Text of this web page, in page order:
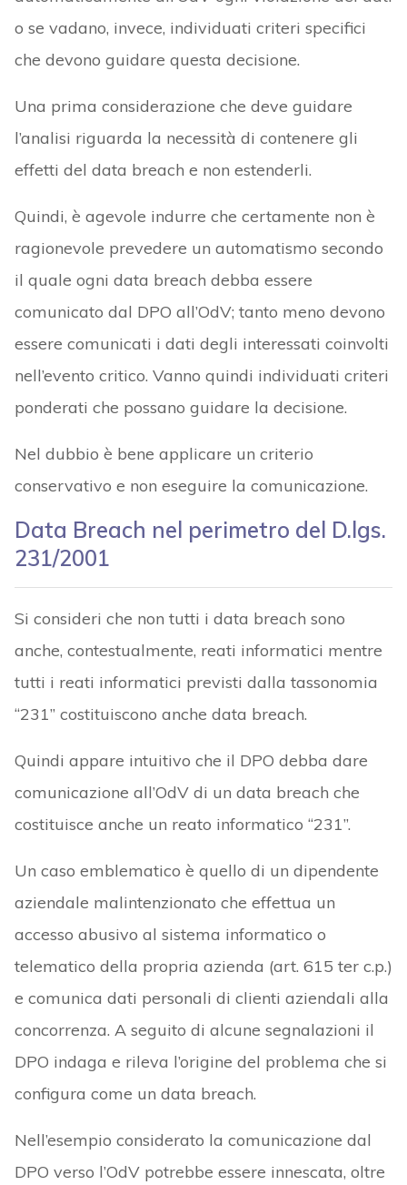
o se vadano, invece, individuati criteri specifici
che devono guidare questa decisione.
Una prima considerazione che deve guidare
l’analisi riguarda la necessità di contenere gli
effetti del data breach e non estenderli.
Quindi, è agevole indurre che certamente non è
ragionevole prevedere un automatismo secondo
il quale ogni data breach debba essere
comunicato dal DPO all’OdV; tanto meno devono
essere comunicati i dati degli interessati coinvolti
nell’evento critico. Vanno quindi individuati criteri
ponderati che possano guidare la decisione.
Nel dubbio è bene applicare un criterio
conservativo e non eseguire la comunicazione.
Data Breach nel perimetro del D.lgs.
231/2001
Si consideri che non tutti i data breach sono
anche, contestualmente, reati informatici mentre
tutti i reati informatici previsti dalla tassonomia
“231” costituiscono anche data breach.
Quindi appare intuitivo che il DPO debba dare
comunicazione all’OdV di un data breach che
costituisce anche un reato informatico “231”.
Un caso emblematico è quello di un dipendente
aziendale malintenzionato che effettua un
accesso abusivo al sistema informatico o
telematico della propria azienda (art. 615 ter c.p.)
e comunica dati personali di clienti aziendali alla
concorrenza. A seguito di alcune segnalazioni il
DPO indaga e rileva l’origine del problema che si
configura come un data breach.
Nell’esempio considerato la comunicazione dal
DPO verso l’OdV potrebbe essere innescata, oltre